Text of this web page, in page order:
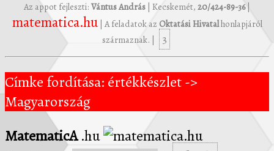
Az appot fejleszti: Vántus András | Kecskemét, 20/424-89-36|
matematica.hu| A feladatok az Oktatási Hivatalhonlapjáról
származnak. |
3
Címke fordítása: értékkészlet ->
Magyarország
MatematicA.hu